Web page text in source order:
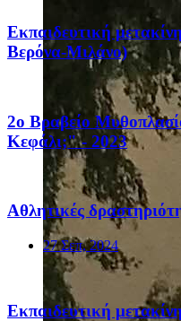
Eκπαιδευτική
Βερόνα-Μιλάνο)
2ο Βραβείο
Κεφάλι;" - 2023
Αθλητικές
27 Σεπ, 2024
Eκπαιδευτική